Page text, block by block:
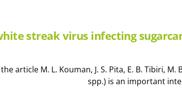
streak virus infecting
article M. L. Kouman, J. S. Pita, E. B. Tibiri,
spp.) is an important